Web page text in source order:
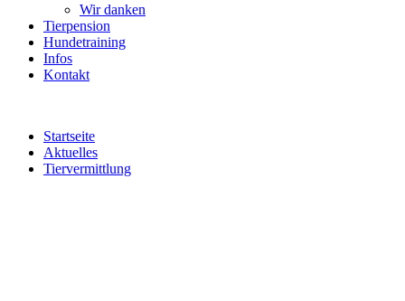
Wir danken
Tierpension
Hundetraining
Infos
Kontakt
Startseite
Aktuelles
Tiervermittlung